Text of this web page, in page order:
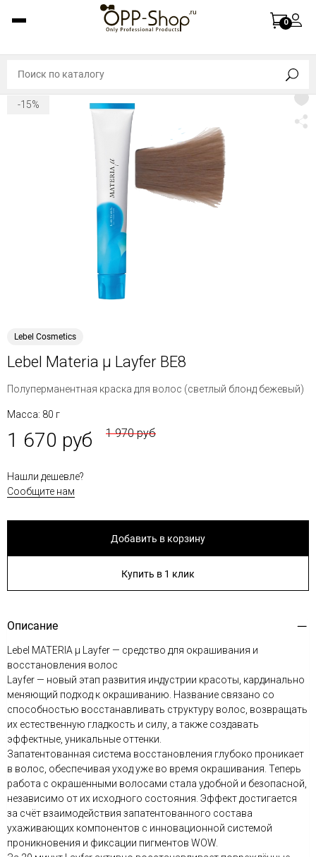
0
-15%
Lebel Cosmetics
Lebel Materia μ Layfer BE8
Полуперманентная краска для волос (светлый блонд бежевый)
Масса: 80 г
1 670 руб 1 970 руб
Нашли дешевле?
Сообщите нам
Добавить в корзину
Купить в 1 клик
Описание
Lebel MATERIA μ Layfer — средство для окрашивания и
восстановления волос
Layfer — новый этап развития индустрии красоты, кардинально
меняющий подход к окрашиванию. Название связано со
способностью восстанавливать структуру волос, возвращать
их естественную гладкость и силу, а также создавать
эффектные, уникальные оттенки.
Запатентованная система восстановления глубоко проникает
в волос, обеспечивая уход уже во время окрашивания. Теперь
работа с окрашенными волосами стала удобной и безопасной,
независимо от их исходного состояния. Эффект достигается
за счёт взаимодействия запатентованного состава
ухаживающих компонентов с инновационной системой
проникновения и фиксации пигментов WOW.